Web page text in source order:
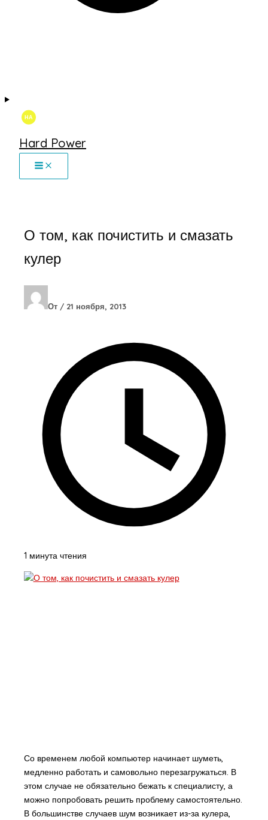
Hard Power
О том, как почистить и смазать
кулер
От / 21 ноября, 2013
1 минута чтения
Со временем любой компьютер начинает шуметь,
медленно работать и самовольно перезагружаться. В
этом случае не обязательно бежать к специалисту, а
можно попробовать решить проблему самостоятельно.
В большинстве случаев шум возникает из-за кулера,